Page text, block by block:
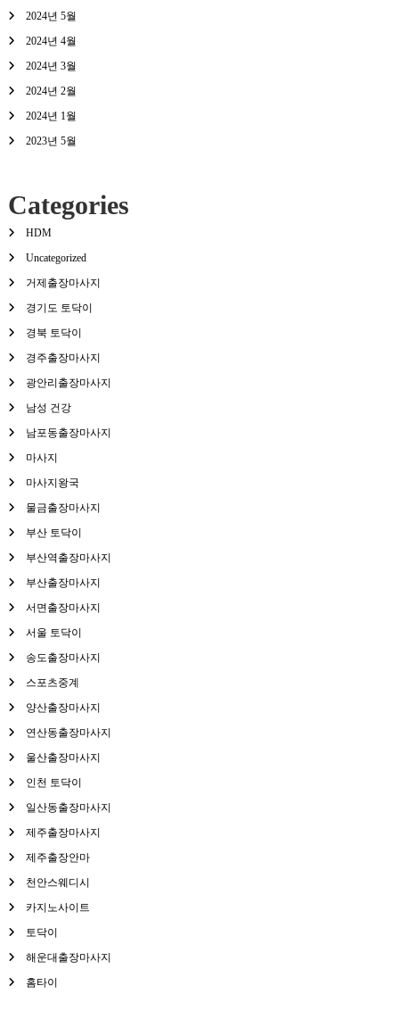
2024년 5월
2024년 4월
2024년 3월
2024년 2월
2024년 1월
2023년 5월
Categories
HDM
Uncategorized
거제출장마사지
경기도 토닥이
경북 토닥이
경주출장마사지
광안리출장마사지
남성 건강
남포동출장마사지
마사지
마사지왕국
물금출장마사지
부산 토닥이
부산역출장마사지
부산출장마사지
서면출장마사지
서울 토닥이
송도출장마사지
스포츠중계
양산출장마사지
연산동출장마사지
울산출장마사지
인천 토닥이
일산동출장마사지
제주출장마사지
제주출장안마
천안스웨디시
카지노사이트
토닥이
해운대출장마사지
홈타이